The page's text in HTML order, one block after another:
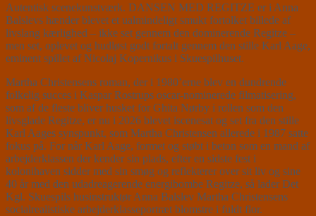
Autentisk scenekunstværk. DANSEN MED REGITZE er i Anna
Balslevs hænder blevet et ualmindeligt smukt fortolket billede af
livslang kærlighed – ikke set gennem den dominerende Regitze –
men set, oplevet og hudløst godt fortalt gennem den stille Karl Aage,
eminent spillet af Nicolaj Kopernikus i Skuespilhuset.
Martha Christensens roman, der i 1980’erne blev en dundrende
folkelig succes i Kaspar Rostrups oscar-nominerede filmatisering,
som af de fleste bliver husket for Ghita Nørby i rollen som den
livsglade Regitze, er nu i 2026 blevet iscenesat og set fra den stille
Karl Aages synspunkt, som Martha Christensen allerede i 1987 satte
fokus på. For når Karl Aage, formet og støbt i beton som en mand af
arbejderklassen der kender sin plads, efter en sidste fest i
kolonihaven sidder med sin smøg og reflekterer over sit liv og sine
40 år med den udadreagerende energibombe Regitze, så lader Det
Kgl. Skuespils husinstruktør Anna Balslev Martha Christensens
socialrealistiske arbejderklasseportræt blomstre i fuldt flor.